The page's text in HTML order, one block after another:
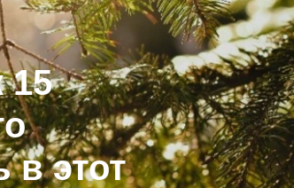
15
в этот